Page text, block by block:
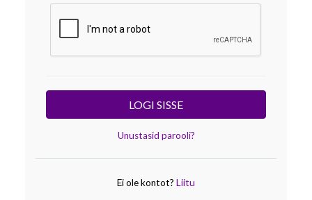
LOGI SISSE
Unustasid parooli?
Ei ole kontot? Liitu